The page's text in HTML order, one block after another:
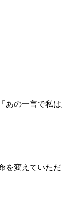
あの一言で私は
を変えていただ